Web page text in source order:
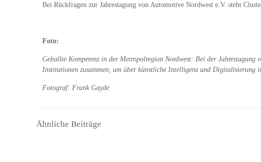
Bei Rückfragen zur Jahrestagung von Automotive Nordwest e.V. steht
Foto:
Geballte Kompetenz in der Metropolregion Nordwest: Bei der
Institutionen zusammen, um über künstliche Intelligenz und Digitalisierung
Fotograf: Frank Gayde
Ähnliche Beiträge